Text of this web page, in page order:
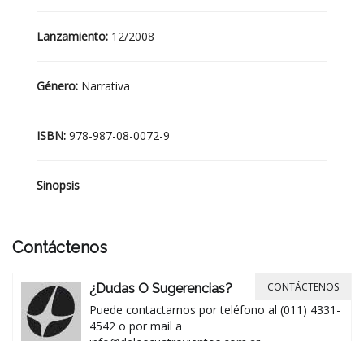
Lanzamiento: 12/2008
Género: Narrativa
ISBN: 978-987-08-0072-9
Sinopsis
Contáctenos
¿Dudas O Sugerencias?
Puede contactarnos por teléfono al (011) 4331-
4542 o por mail a
CONTÁCTENOS